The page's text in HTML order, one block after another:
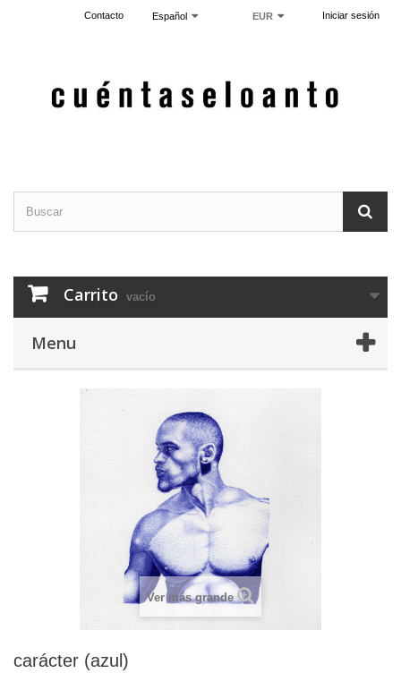
Iniciar sesión
EUR
Español
Contacto
Carrito vacío
Menu
Ver más grande
carácter (azul)